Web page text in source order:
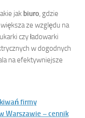
jak biuro, gdzie
ze względu na
czy ładowarki
w dogodnych
na efektywniejsze
firmy
Warszawie – cennik